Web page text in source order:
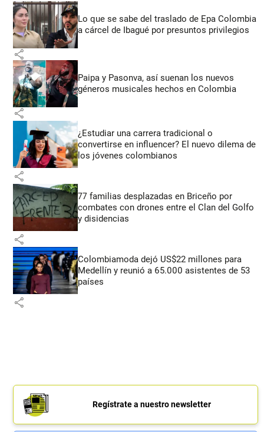
Lo que se sabe del traslado de Epa Colombia
a cárcel de Ibagué por presuntos privilegios
share
Paipa y Pasonva, así suenan los nuevos
géneros musicales hechos en Colombia
share
¿Estudiar una carrera tradicional o
convertirse en influencer? El nuevo dilema de
los jóvenes colombianos
share
77 familias desplazadas en Briceño por
combates con drones entre el Clan del Golfo
y disidencias
share
Colombiamoda dejó US$22 millones para
Medellín y reunió a 65.000 asistentes de 53
países
share
Regístrate a nuestro newsletter